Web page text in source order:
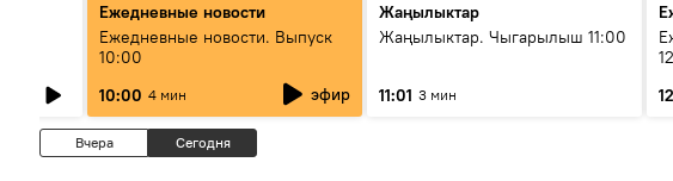
Ежедневные новости
Ежедневные новости. Выпуск
10:00
10:00 4 мин эфир
Жаңылыктар
Жаңылыктар. Чыгарылыш 11:00
11:01 3 мин
Вчера Сегодня